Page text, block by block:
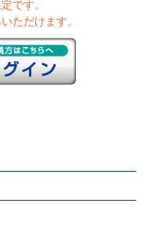
です。
ただけます。